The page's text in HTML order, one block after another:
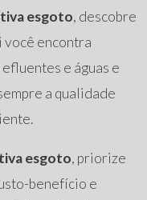
esgoto, descobre
você encontra
e águas e
a qualidade
esgoto, priorize
benefício e